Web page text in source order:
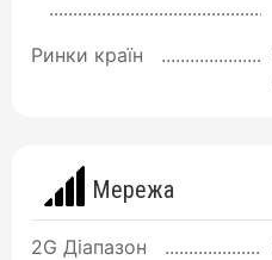
Ринки країн
Мережа
2G Діапазон